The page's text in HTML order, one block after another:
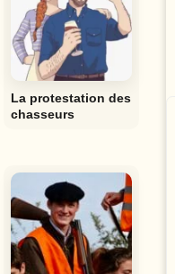
La protestation des
chasseurs